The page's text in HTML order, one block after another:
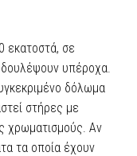
εκατοστά, σε
υπέροχα.
δόλωμα
στήρες με
χρωματισμούς. Αν
τα οποία έχουν